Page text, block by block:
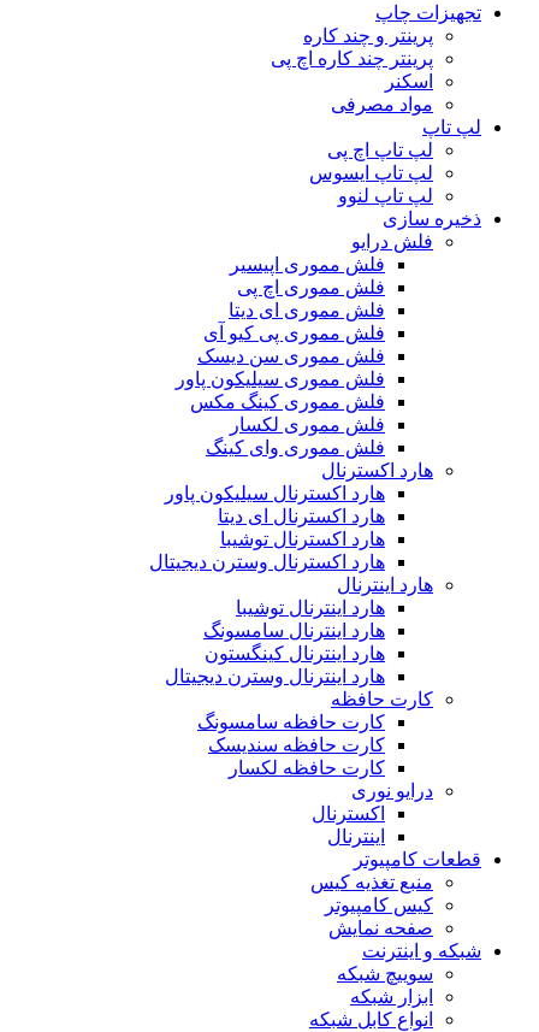
تجهیزات چاپ
پرینتر و چند کاره
پرینتر چند کاره اچ پی
اسکنر
مواد مصرفی
لپ تاپ
لپ تاپ اچ پی
لپ تاپ ایسوس
لپ تاپ لنوو
ذخیره سازی
فلش درایو
فلش مموری اپیسیر
فلش مموری اچ پی
فلش مموری ای دیتا
فلش مموری پی کیو آی
فلش مموری سن دیسک
فلش مموری سیلیکون پاور
فلش مموری کینگ مکس
فلش مموری لکسار
فلش مموری وای کینگ
هارد اکسترنال
هارد اکسترنال سیلیکون پاور
هارد اکسترنال ای دیتا
هارد اکسترنال توشیبا
هارد اکسترنال وسترن دیجیتال
هارد اینترنال
هارد اینترنال توشیبا
هارد اینترنال سامسونگ
هارد اینترنال کینگستون
هارد اینترنال وسترن دیجیتال
کارت حافظه
کارت حافظه سامسونگ
کارت حافظه سندیسک
کارت حافظه لکسار
درایو نوری
اکسترنال
اینترنال
قطعات کامپیوتر
منبع تغذیه کیس
کیس کامپیوتر
صفحه نمایش
شبکه و اینترنت
سوییچ شبکه
ابزار شبکه
انواع کابل شبکه